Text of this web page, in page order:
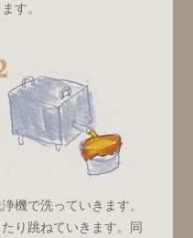
す。
機で洗っていきます、
り跳ねていきます。同